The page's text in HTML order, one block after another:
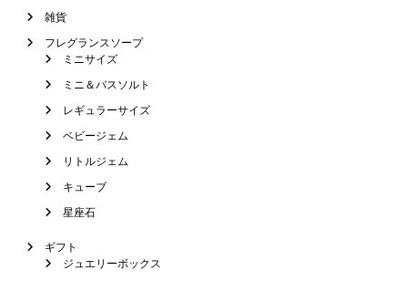
雑貨
フレグランスソープ
ミニサイズ
ミニ＆バスソルト
レギュラーサイズ
ベビージェム
リトルジェム
キューブ
星座石
ギフト
ジュエリーボックス